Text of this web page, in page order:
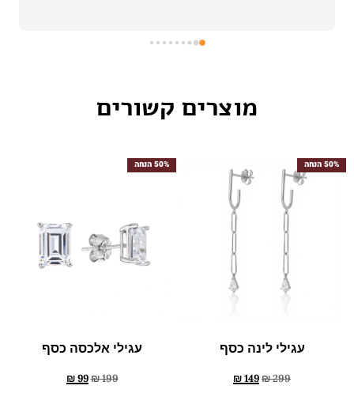
מוצרים קשורים
50% הנחה
עגילי לינה כסף
₪299
₪149
50% הנחה
עגילי אלכסה כסף
₪199
₪99